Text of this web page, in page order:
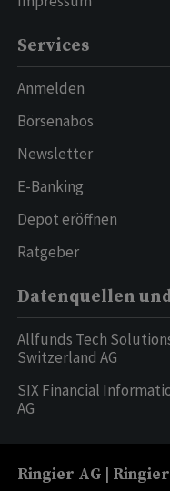
Services
Anmelden
Börsenabos
Newsletter
E-Banking
Depot eröffnen
Ratgeber
Datenquellen
Allfunds Tech
Switzerland AG
SIX Financial
AG
Ringier AG |